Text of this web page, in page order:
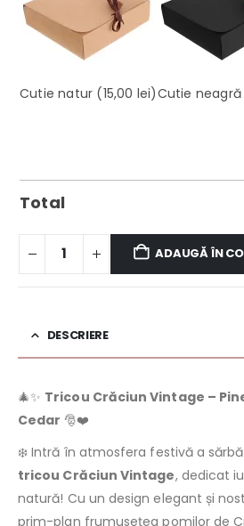
Cutie natur (15,00 lei)Cutie neagră
Total
ADAUGĂ ÎN
DESCRIERE
🎄✨ Tricou Crăciun Vintage –
Cedar 🎅❤️
❄️ Intră în atmosfera festivă a
tricou Crăciun Vintage, dedicat
natură! Cu un design elegant și
prim-plan frumusețea pomilor de